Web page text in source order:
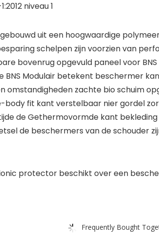
niveau 1
uit een hoogwaardige
schelpen zijn voorzien van
bovenrug opgevuld paneel voor
BNS Modulair betekent beschermer
omstandigheden zachte bio schuim
fit kant verstelbaar nier gordel
de Gethermovormde kant
de beschermers van de schouder
protector beschikt over een
Frequently Bought